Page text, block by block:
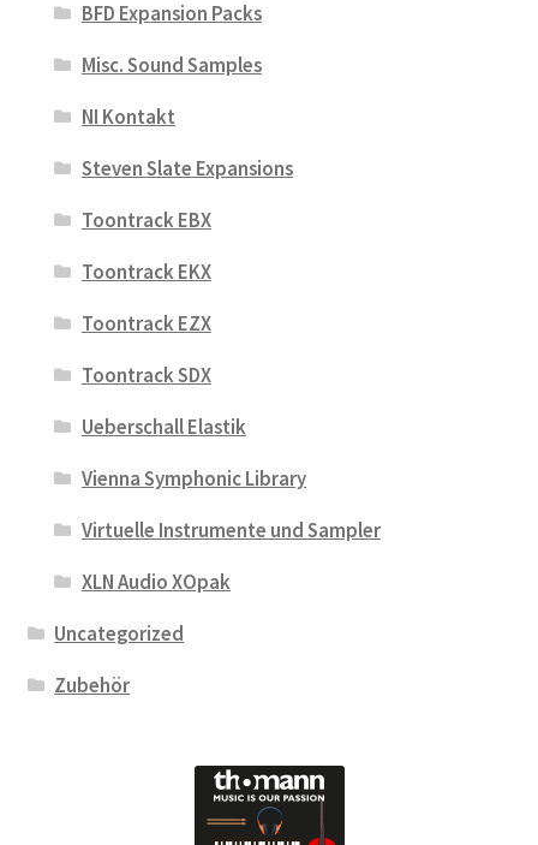
BFD Expansion Packs
Misc. Sound Samples
NI Kontakt
Steven Slate Expansions
Toontrack EBX
Toontrack EKX
Toontrack EZX
Toontrack SDX
Ueberschall Elastik
Vienna Symphonic Library
Virtuelle Instrumente und Sampler
XLN Audio XOpak
Uncategorized
Zubehör